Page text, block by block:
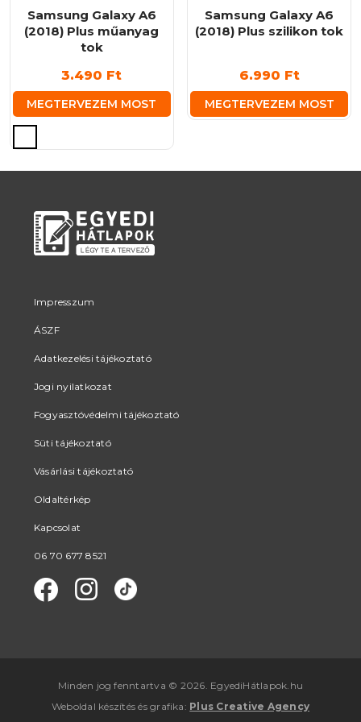
Samsung Galaxy A6
(2018) Plus műanyag
tok
3.490 Ft
MEGTERVEZEM MOST
Ennek
a
van.
változatok
termékoldalon
Samsung Galaxy A6
(2018) Plus szilikon tok
6.990 Ft
MEGTERVEZEM MOST
Impresszum
ÁSZF
Adatkezelési tájékoztató
Jogi nyilatkozat
Fogyasztóvédelmi tájékoztató
Süti tájékoztató
Vásárlási tájékoztató
Oldaltérkép
Kapcsolat
06 70 677 8521
Minden jog fenntartva © 2026. EgyediHátlapok.hu
Weboldal készítés ésgrafika : Plus Creative Agency